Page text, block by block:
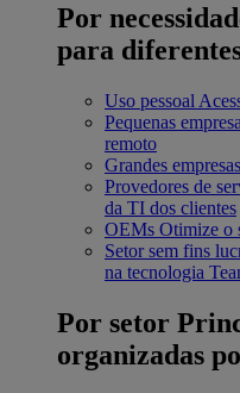
Por
para
Uso pessoal
Pequenas
remoto
Grandes empresas
Provedores de
da TI dos clientes
OEMs Otimize o
Setor sem fins
na tecnologia
Por setor
organizadas